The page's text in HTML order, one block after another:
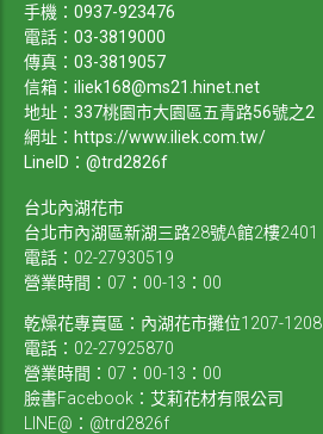
手機： 0937-923476
電話： 03-3819000
傳真：03-3819057
信箱： iliek168@ms21.hinet.net
地址：337桃園市大園區五青路56號之2
網址： https://www.iliek.com.tw/
LineID：@trd2826f
台北內湖花市
台北市內湖區新湖三路28號A館2樓2401
電話：02-27930519
營業時間：07：00-13：00
乾燥花專賣區：內湖花市攤位1207-1208
電話：02-27925870
營業時間：07：00-13：00
臉書Facebook：艾莉花材有限公司
LINE@：@trd2826f